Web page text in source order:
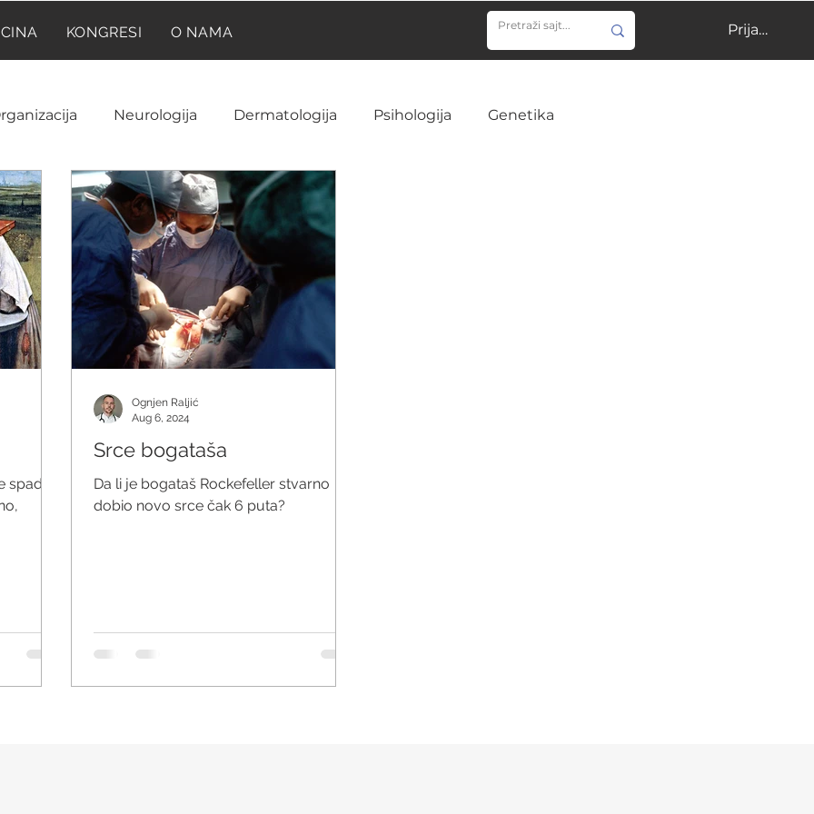
KONGRESI O NAMA Prijavi se
Neurologija Dermatologija Psihologija Genetika
Neuroanatomija Farmakologija Reumatologija
Ginekologija i akušerstvo Hematologija
Laboratorija Imunologija
Onkologija Pedijatrija
Srce bogataša
Da li je bogataš Rockefeller stvarno
dobio novo srce čak 6 puta?
Ognjen Raljić
Aug 6, 2024